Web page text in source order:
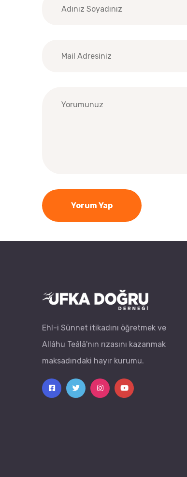
Yorum Yap
Ehl-i Sünnet itikadını öğretmek ve
Allâhu Teâlâ'nın rızasını kazanmak
maksadındaki hayır kurumu.